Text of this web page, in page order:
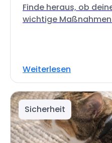
Finde heraus, ob
wichtige Maßnahmen
Weiterlesen
Sicherheit